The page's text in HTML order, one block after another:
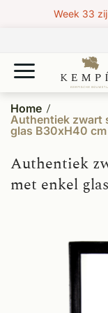
Week 33
Home
Authentiek zwart
glas B30xH40 cm
Authentiek
met enkel